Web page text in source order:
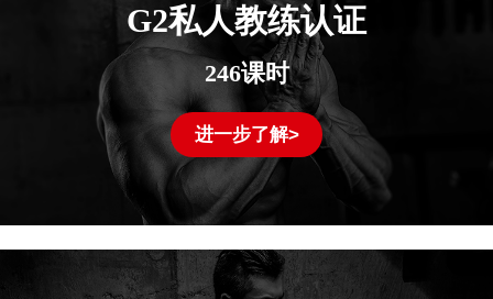
G2私人教练认证
246课时
进一步了解>